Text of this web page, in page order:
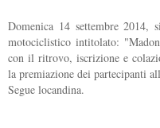
Domenica 14 settembre 2014,
motociclistico intitolato:
con il ritrovo, iscrizione e
la premiazione dei partecipanti
Segue locandina.